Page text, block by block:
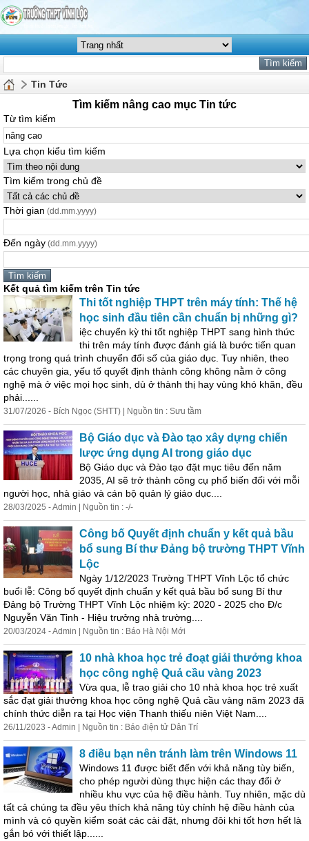
Tin Tức
Tìm kiếm nâng cao mục Tin tức
Từ tìm kiếm
Lựa chọn kiểu tìm kiếm
Tìm kiếm trong chủ đề
Thời gian (dd.mm.yyyy)
Đến ngày (dd.mm.yyyy)
Kết quả tìm kiếm trên Tin tức
Thi tốt nghiệp THPT trên máy tính: Thế hệ
học sinh đầu tiên cần chuẩn bị những gì?
iệc chuyển kỳ thi tốt nghiệp THPT sang hình thức
thi trên máy tính được đánh giá là bước tiến quan
trọng trong quá trình chuyển đổi số của giáo dục. Tuy nhiên, theo
các chuyên gia, yếu tố quyết định thành công không nằm ở công
nghệ mà ở việc mọi học sinh, dù ở thành thị hay vùng khó khăn, đều
phải......
31/07/2026 - Bích Ngọc (SHTT) | Nguồn tin : Sưu tầm
Bộ Giáo dục và Đào tạo xây dựng chiến
lược ứng dụng AI trong giáo dục
Bộ Giáo dục và Đào tạo đặt mục tiêu đến năm
2035, AI sẽ trở thành công cụ phổ biến đối với mỗi
người học, nhà giáo và cán bộ quản lý giáo dục....
28/03/2025 - Admin | Nguồn tin : -/-
Công bố Quyết định chuẩn y kết quả bầu
bổ sung Bí thư Đảng bộ trường THPT Vĩnh
Lộc
Ngày 1/12/2023 Trường THPT Vĩnh Lộc tổ chức
buổi lễ: Công bố quyết định chuẩn y kết quả bầu bổ sung Bí thư
Đảng bộ Trường THPT Vĩnh Lộc nhiệm kỳ: 2020 - 2025 cho Đ/c
Nguyễn Văn Tinh - Hiệu trưởng nhà trường....
20/03/2024 - Admin | Nguồn tin : Báo Hà Nội Mới
10 nhà khoa học trẻ đoạt giải thưởng khoa
học công nghệ Quả cầu vàng 2023
Vừa qua, lễ trao giải cho 10 nhà khoa học trẻ xuất
sắc đạt giải thưởng khoa học công nghệ Quả cầu vàng năm 2023 đã
chính thức diễn ra tại Học viện Thanh thiếu niên Việt Nam....
26/11/2023 - Admin | Nguồn tin : Báo điện tử Dân Trí
8 điều bạn nên tránh làm trên Windows 11
Windows 11 được biết đến với khả năng tùy biến,
cho phép người dùng thực hiện các thay đổi ở
nhiều khu vực của hệ điều hành. Tuy nhiên, mặc dù
tất cả chúng ta đều yêu thích khả năng tùy chỉnh hệ điều hành của
mình và có quyền kiểm soát các cài đặt, nhưng đôi khi tốt hơn hết là
gắn bó với thiết lập......